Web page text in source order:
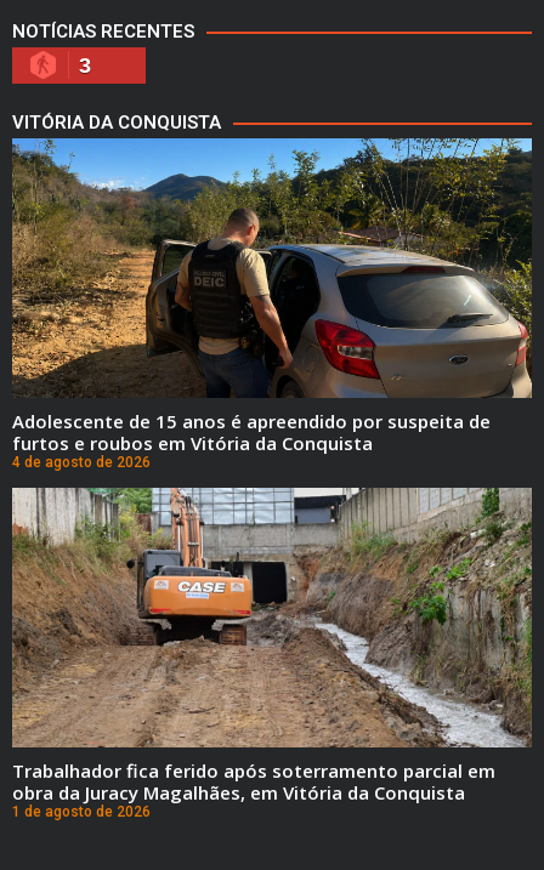
NOTÍCIAS RECENTES
3
VITÓRIA DA CONQUISTA
Adolescente de 15 anos é apreendido por suspeita de
furtos e roubos em Vitória da Conquista
4 de agosto de 2026
Trabalhador fica ferido após soterramento parcial em
obra da Juracy Magalhães, em Vitória da Conquista
1 de agosto de 2026